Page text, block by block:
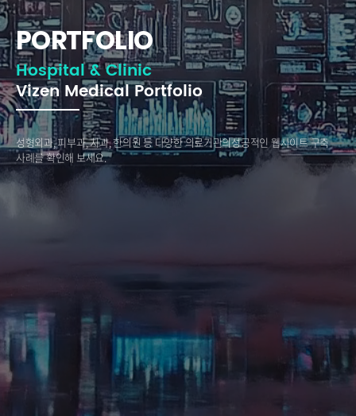
PORTFOLIO
Hospital & Clinic
Vizen Medical Portfolio
성형외과, 피부과, 치과, 한의원 등 다양한 의료기관의성공적인 웹사이트 구축
사례를 확인해 보세요.